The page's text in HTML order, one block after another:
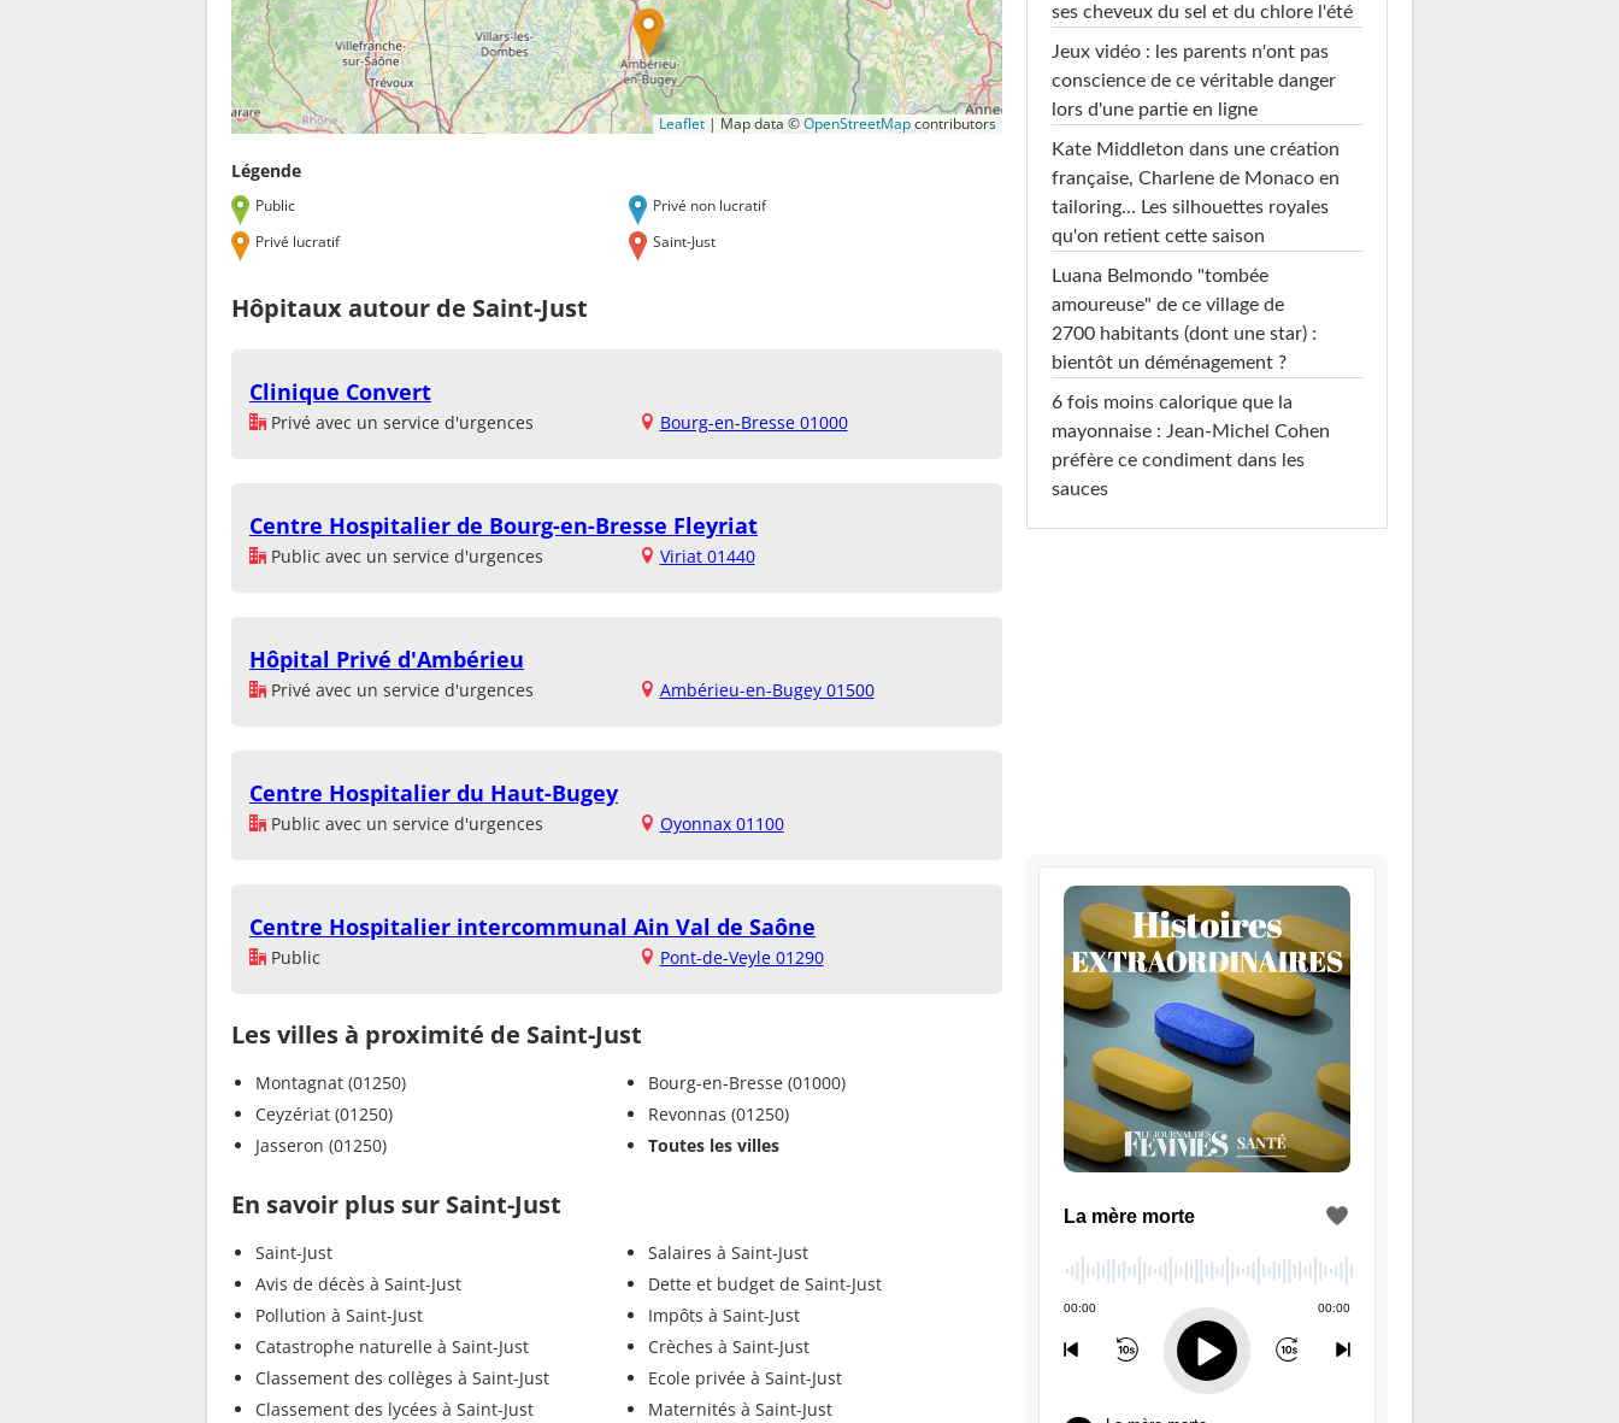
Leaflet | Map data ©OpenStreetMapcontributors
Légende
Public
Privé non lucratif
Privé lucratif
Saint-Just
Hôpitaux autour de Saint-Just
Clinique Convert
Privé avec un service d'urgences Bourg-en-Bresse 01000
Centre Hospitalier de Bourg-en-Bresse Fleyriat
Public avec un service d'urgences Viriat 01440
Hôpital Privé d'Ambérieu
Privé avec un service d'urgences Ambérieu-en-Bugey 01500
Centre Hospitalier du Haut-Bugey
Public avec un service d'urgences Oyonnax 01100
Centre Hospitalier intercommunal Ain Val de Saône
Public Pont-de-Veyle 01290
Les villes à proximité de Saint-Just
Montagnat (01250)
Ceyzériat (01250)
Jasseron (01250)
Bourg-en-Bresse (01000)
Revonnas (01250)
Toutes les villes
En savoir plus sur Saint-Just
Saint-Just
Avis de décès à Saint-Just
Pollution à Saint-Just
Catastrophe naturelle à Saint-Just
Classement des collèges à Saint-Just
Classement des lycées à Saint-Just
Salaires à Saint-Just
Dette et budget de Saint-Just
Impôts à Saint-Just
Crèches à Saint-Just
Ecole privée à Saint-Just
Maternités à Saint-Just
ses cheveux du sel et du chlore l'été
Jeux vidéo : les parents n'ont pas
conscience de ce véritable danger
lors d'une partie en ligne
Kate Middleton dans une création
française, Charlene de Monaco en
tailoring… Les silhouettes royales
qu'on retient cette saison
Luana Belmondo "tombée
amoureuse" de ce village de
2700 habitants (dont une star) :
bientôt un déménagement ?
6 fois moins calorique que la
mayonnaise : Jean-Michel Cohen
préfère ce condiment dans les
sauces